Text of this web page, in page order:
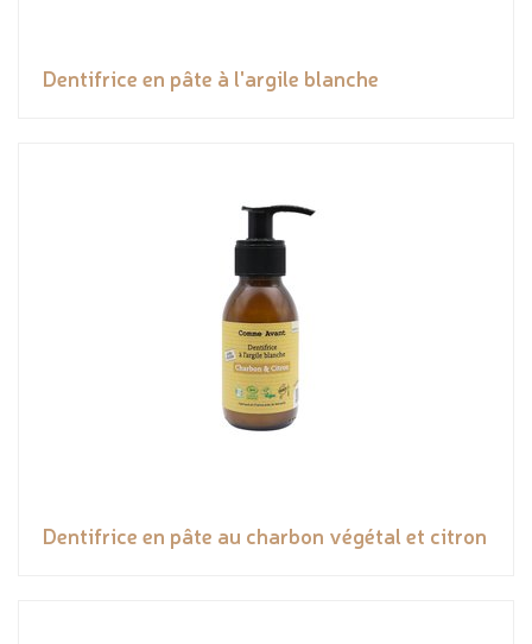
Dentifrice en pâte à l'argile blanche
Dentifrice en pâte au charbon végétal et citron